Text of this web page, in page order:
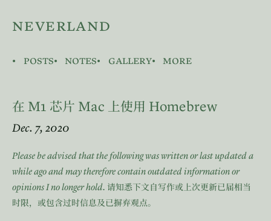
neverland
posts notes gallery more
在 M1 芯片 Mac 上使用 Homebrew
Dec. 7, 2020
Please be advised that the following was written or last updated a
while ago and may therefore contain outdated information or
opinions I no longer hold. 请知悉下文自写作或上次更新已届相当
时限，或包含过时信息及已摒弃观点。